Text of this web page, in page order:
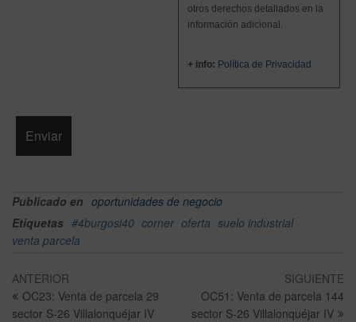
otros derechos detallados en la
información adicional.
+ info: Política de Privacidad
Publicado en oportunidades de negocio
Etiquetas #4burgosi40 corner oferta suelo industrial
venta parcela
ANTERIOR
OC23: Venta de parcela 29
sector S-26 Villalonquéjar IV
SIGUIENTE
OC51: Venta de parcela 144
sector S-26 Villalonquéjar IV